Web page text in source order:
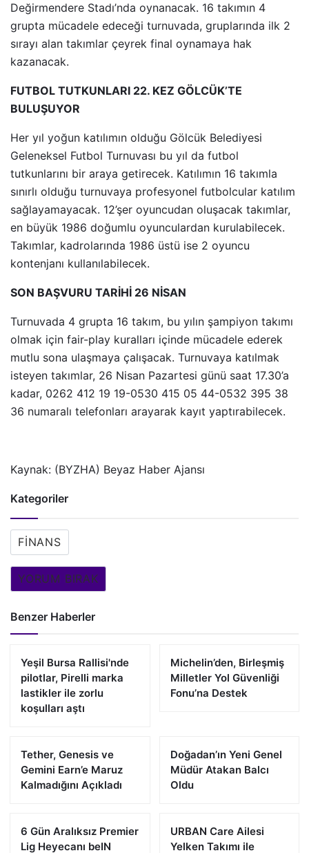
Değirmendere Stadı’nda oynanacak. 16 takımın 4
grupta mücadele edeceği turnuvada, gruplarında ilk 2
sırayı alan takımlar çeyrek final oynamaya hak
kazanacak.
FUTBOL TUTKUNLARI 22. KEZ GÖLCÜK’TE
BULUŞUYOR
Her yıl yoğun katılımın olduğu Gölcük Belediyesi
Geleneksel Futbol Turnuvası bu yıl da futbol
tutkunlarını bir araya getirecek. Katılımın 16 takımla
sınırlı olduğu turnuvaya profesyonel futbolcular katılım
sağlayamayacak. 12’şer oyuncudan oluşacak takımlar,
en büyük 1986 doğumlu oyunculardan kurulabilecek.
Takımlar, kadrolarında 1986 üstü ise 2 oyuncu
kontenjanı kullanılabilecek.
SON BAŞVURU TARİHİ 26 NİSAN
Turnuvada 4 grupta 16 takım, bu yılın şampiyon takımı
olmak için fair-play kuralları içinde mücadele ederek
mutlu sona ulaşmaya çalışacak. Turnuvaya katılmak
isteyen takımlar, 26 Nisan Pazartesi günü saat 17.30’a
kadar, 0262 412 19 19-0530 415 05 44-0532 395 38
36 numaralı telefonları arayarak kayıt yaptırabilecek.
Kaynak: (BYZHA) Beyaz Haber Ajansı
Kategoriler
FINANS
YORUM BIRAK
Benzer Haberler
Yeşil Bursa Rallisi'nde
pilotlar, Pirelli marka
lastikler ile zorlu
koşulları aştı
Michelin’den, Birleşmiş
Milletler Yol Güvenliği
Fonu’na Destek
Tether, Genesis ve
Gemini Earn’e Maruz
Kalmadığını Açıkladı
Doğadan’ın Yeni Genel
Müdür Atakan Balcı
Oldu
6 Gün Aralıksız Premier
Lig Heyecanı beIN
URBAN Care Ailesi
Yelken Takımı ile